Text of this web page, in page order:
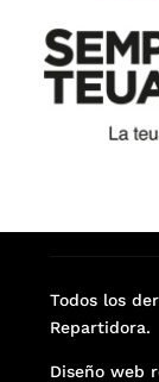
Todos los
Repartidora.
Diseño web